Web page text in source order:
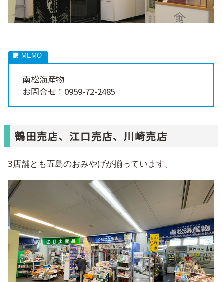
南松海産物
お問合せ：0959-72-2485
鶴田売店、江口売店、川崎売店
3店舗とも五島のおみやげが揃っています。